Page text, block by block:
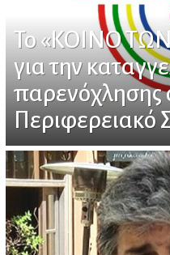
Το «ΚΟΙΝΟ
για την
παρενόχλησης
Περιφερειακό